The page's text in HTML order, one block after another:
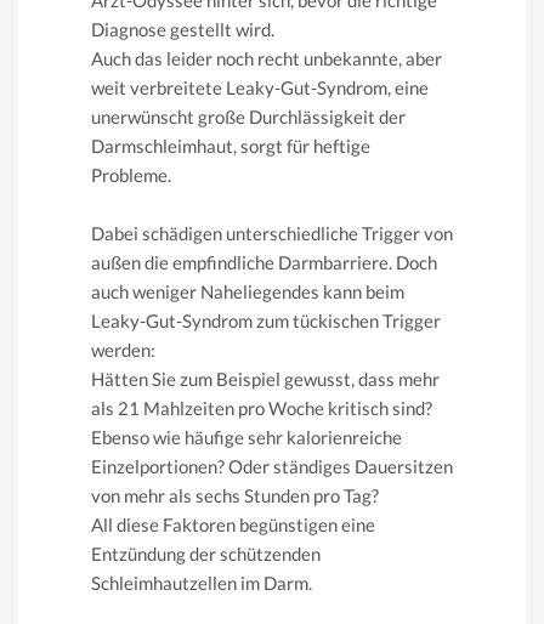
Diagnose gestellt wird.
Auch das leider noch recht unbekannte, aber
weit verbreitete Leaky-Gut-Syndrom, eine
unerwünscht große Durchlässigkeit der
Darmschleimhaut, sorgt für heftige
Probleme.
Dabei schädigen unterschiedliche Trigger von
außen die empfindliche Darmbarriere. Doch
auch weniger Naheliegendes kann beim
Leaky-Gut-Syndrom zum tückischen Trigger
werden:
Hätten Sie zum Beispiel gewusst, dass mehr
als 21 Mahlzeiten pro Woche kritisch sind?
Ebenso wie häufige sehr kalorienreiche
Einzelportionen? Oder ständiges Dauersitzen
von mehr als sechs Stunden pro Tag?
All diese Faktoren begünstigen eine
Entzündung der schützenden
Schleimhautzellen im Darm.